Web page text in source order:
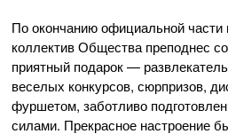
По окончанию официальной части
коллектив Общества преподнес
приятный подарок —
веселых конкурсов, сюрпризов,
фуршетом, заботливо
силами. Прекрасное настроение